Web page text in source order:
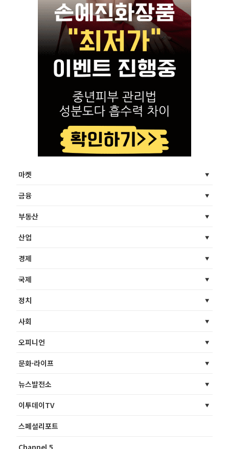
마켓
금융
부동산
산업
경제
국제
정치
사회
오피니언
문화·라이프
뉴스발전소
이투데이TV
스페셜리포트